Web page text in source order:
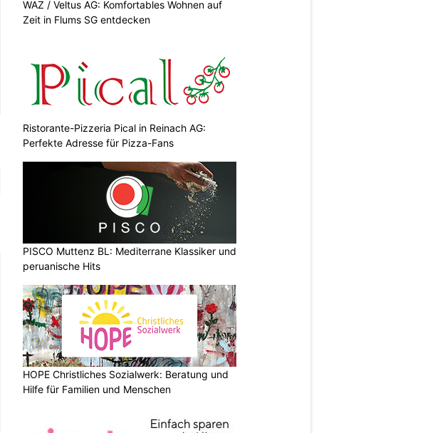
WAZ / Veltus AG: Komfortables Wohnen auf
Zeit in Flums SG entdecken
Ristorante-Pizzeria Pical in Reinach AG:
Perfekte Adresse für Pizza-Fans
PISCO Muttenz BL: Mediterrane Klassiker und
peruanische Hits
HOPE Christliches Sozialwerk: Beratung und
Hilfe für Familien und Menschen